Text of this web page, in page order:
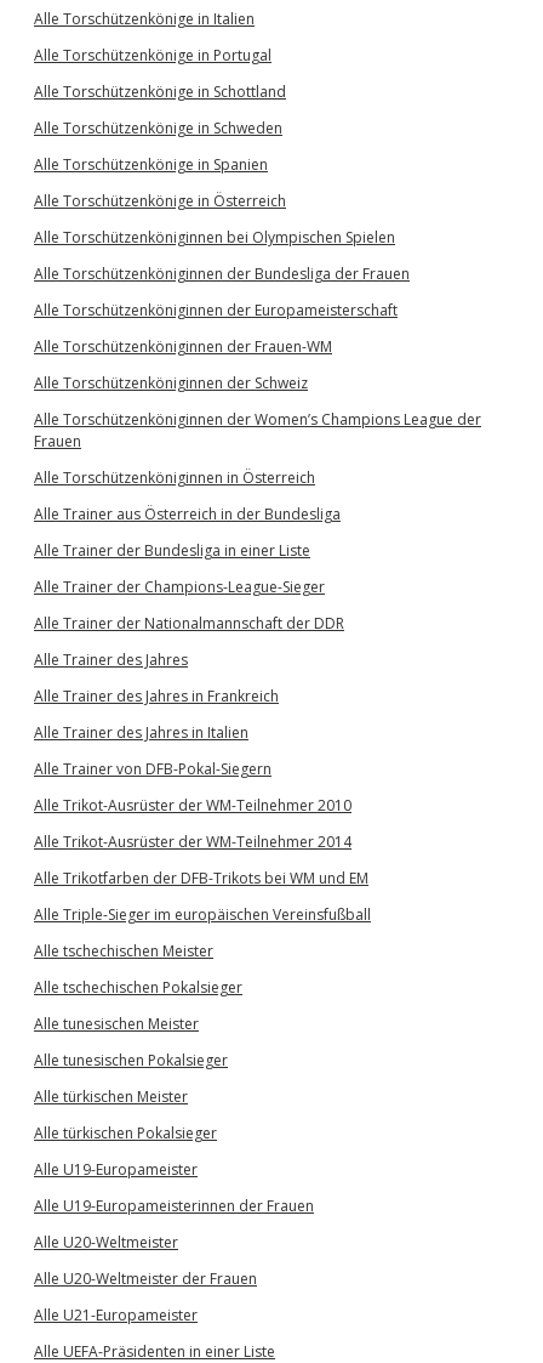
Alle Torschützenkönige in Italien
Alle Torschützenkönige in Portugal
Alle Torschützenkönige in Schottland
Alle Torschützenkönige in Schweden
Alle Torschützenkönige in Spanien
Alle Torschützenkönige in Österreich
Alle Torschützenköniginnen bei Olympischen Spielen
Alle Torschützenköniginnen der Bundesliga der Frauen
Alle Torschützenköniginnen der Europameisterschaft
Alle Torschützenköniginnen der Frauen-WM
Alle Torschützenköniginnen der Schweiz
Alle Torschützenköniginnen der Women’s Champions League der
Frauen
Alle Torschützenköniginnen in Österreich
Alle Trainer aus Österreich in der Bundesliga
Alle Trainer der Bundesliga in einer Liste
Alle Trainer der Champions-League-Sieger
Alle Trainer der Nationalmannschaft der DDR
Alle Trainer des Jahres
Alle Trainer des Jahres in Frankreich
Alle Trainer des Jahres in Italien
Alle Trainer von DFB-Pokal-Siegern
Alle Trikot-Ausrüster der WM-Teilnehmer 2010
Alle Trikot-Ausrüster der WM-Teilnehmer 2014
Alle Trikotfarben der DFB-Trikots bei WM und EM
Alle Triple-Sieger im europäischen Vereinsfußball
Alle tschechischen Meister
Alle tschechischen Pokalsieger
Alle tunesischen Meister
Alle tunesischen Pokalsieger
Alle türkischen Meister
Alle türkischen Pokalsieger
Alle U19-Europameister
Alle U19-Europameisterinnen der Frauen
Alle U20-Weltmeister
Alle U20-Weltmeister der Frauen
Alle U21-Europameister
Alle UEFA-Präsidenten in einer Liste